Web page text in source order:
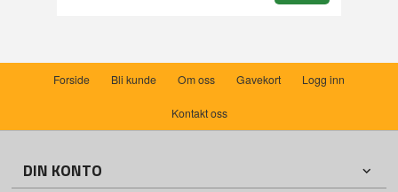
Forside Bli kunde Om oss Gavekort Logg inn
Kontakt oss
DIN KONTO